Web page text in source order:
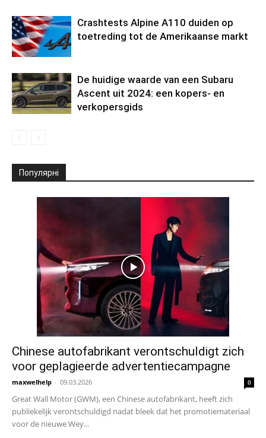
Crashtests Alpine A110 duiden op
toetreding tot de Amerikaanse markt
De huidige waarde van een Subaru
Ascent uit 2024: een kopers- en
verkopersgids
Популярні
Chinese autofabrikant verontschuldigt zich
voor geplagieerde advertentiecampagne
maxwelhelp - 09.03.2026 0
Great Wall Motor (GWM), een Chinese autofabrikant, heeft zich
publiekelijk verontschuldigd nadat bleek dat het promotiemateriaal
voor de nieuwe Wey...